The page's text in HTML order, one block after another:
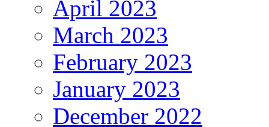
April 2023
March 2023
February 2023
January 2023
December 2022